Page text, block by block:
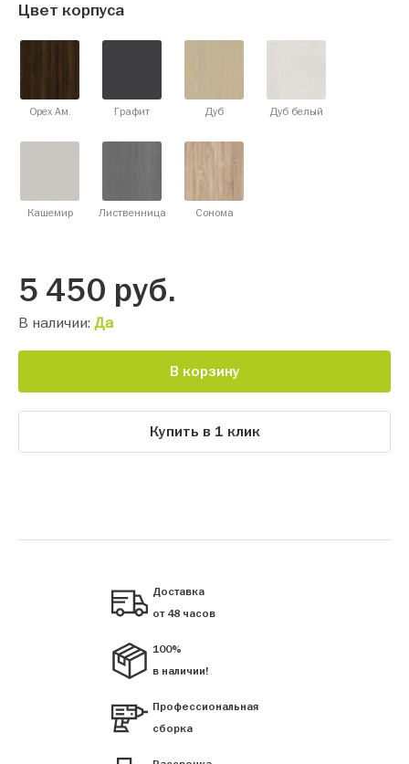
Цвет корпуса
Орех Ам. Графит Дуб Дуб белый
Кашемир Лиственница Сонома
5 450 руб.
В наличии: Да
В корзину
Купить в 1 клик
Доставка
от 48 часов
100%
в наличии!
Профессиональная
сборка